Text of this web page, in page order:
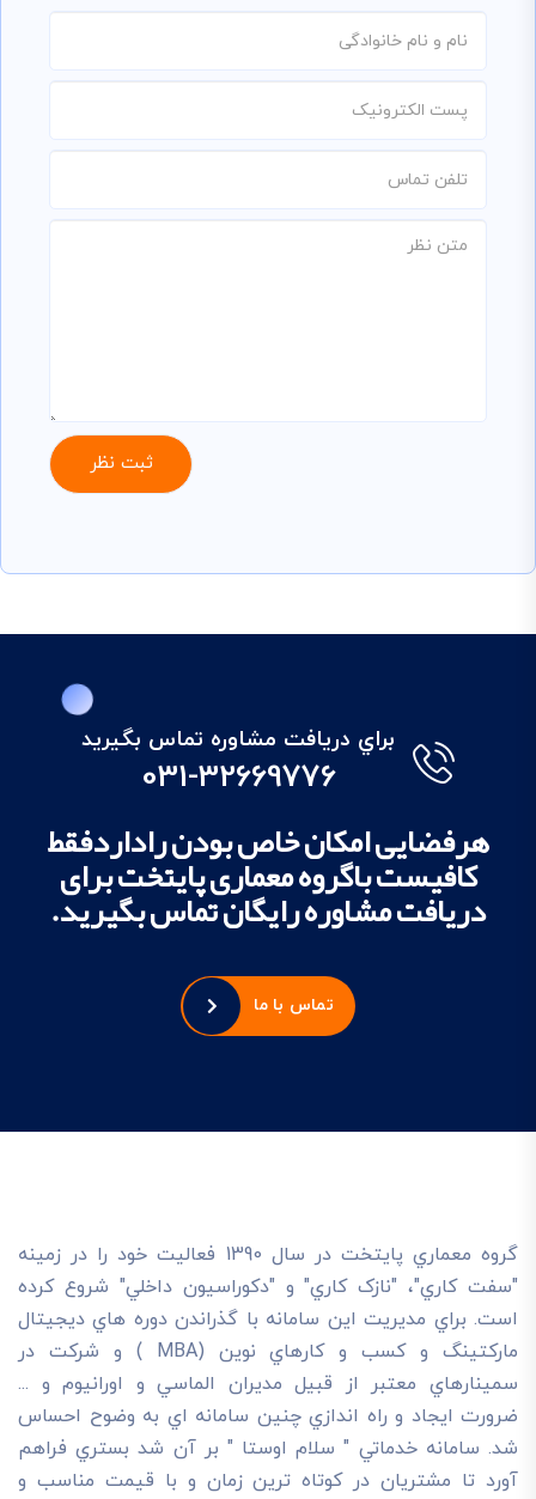
براي دريافت مشاوره تماس بگيريد
031-32669776
هرفضایی امکان خاص بودن راداردفقط
کافیست باگروه معماری پایتخت برای
دریافت مشاوره رایگان تماس بگیرید.
تماس با ما
گروه معماري پايتخت در سال 1390 فعاليت خود را در زمينه
"سفت کاري"، "نازک کاري" و "دکوراسيون داخلي" شروع کرده
است. براي مديريت اين سامانه با گذراندن دوره هاي ديجيتال
مارکتينگ و کسب و کارهاي نوين (MBA ) و شرکت در
سمينارهاي معتبر از قبيل مديران الماسي و اورانيوم و ...
ضرورت ايجاد و راه اندازي چنين سامانه اي به وضوح احساس
شد. سامانه خدماتي " سلام اوستا " بر آن شد بستري فراهم
آورد تا مشتريان در کوتاه ترين زمان و با قيمت مناسب و